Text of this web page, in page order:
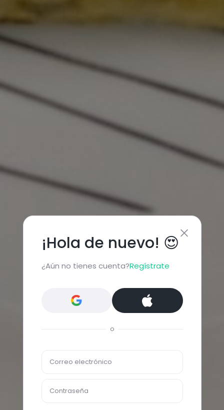
¡Hola de nuevo! 😍
¿Aún no tienes cuenta?Regístrate
o
Correo electrónico
Contraseña